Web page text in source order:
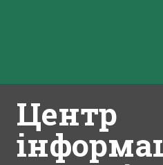
Центр